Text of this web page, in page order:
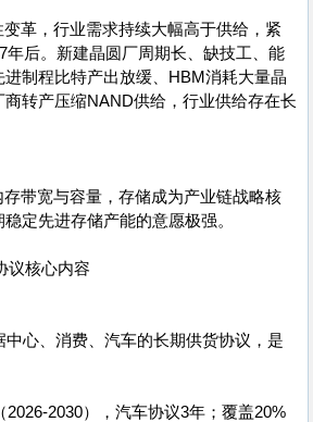
革，行业需求持续大幅高于供给，紧
年后。新建晶圆厂周期长、缺技工、能
制程比特产出放缓、HBM消耗大量晶
商转产压缩NAND供给，行业供给存在长
带宽与容量，存储成为产业链战略核
定先进存储产能的意愿极强。
议核心内容
中心、消费、汽车的长期供货协议，是
2026-2030），汽车协议3年；覆盖20%